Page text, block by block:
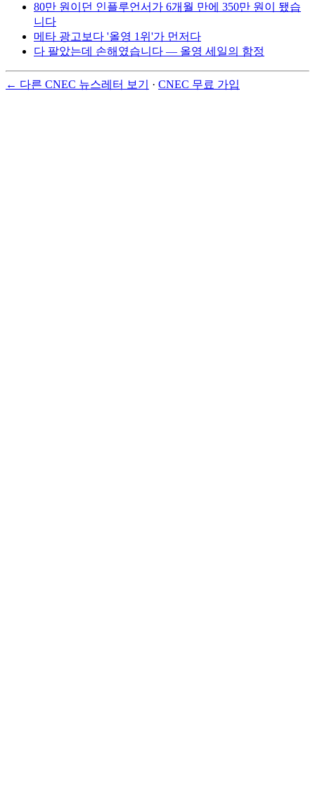
80만 원이던 인플루언서가 6개월 만에 350만 원이 됐습
니다
메타 광고보다 '올영 1위'가 먼저다
다 팔았는데 손해였습니다 — 올영 세일의 함정
← 다른 CNEC 뉴스레터 보기 · CNEC 무료 가입